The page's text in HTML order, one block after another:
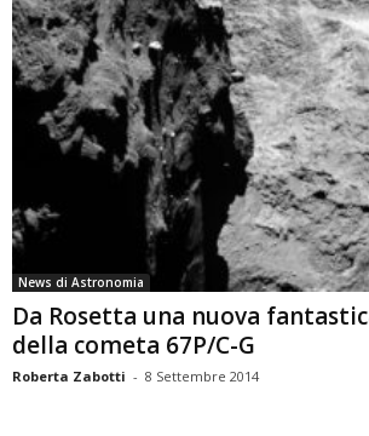
News di Astronomia
Da Rosetta una nuova
della cometa 67P/C-G
Roberta Zabotti - 8 Settembre 2014